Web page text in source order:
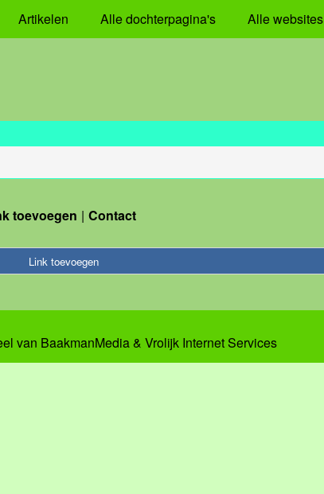
Artikelen Alle dochterpagina's Alle websites
toevoegen Contact
Link toevoegen
van BaakmanMedia& Vrolijk Internet Services